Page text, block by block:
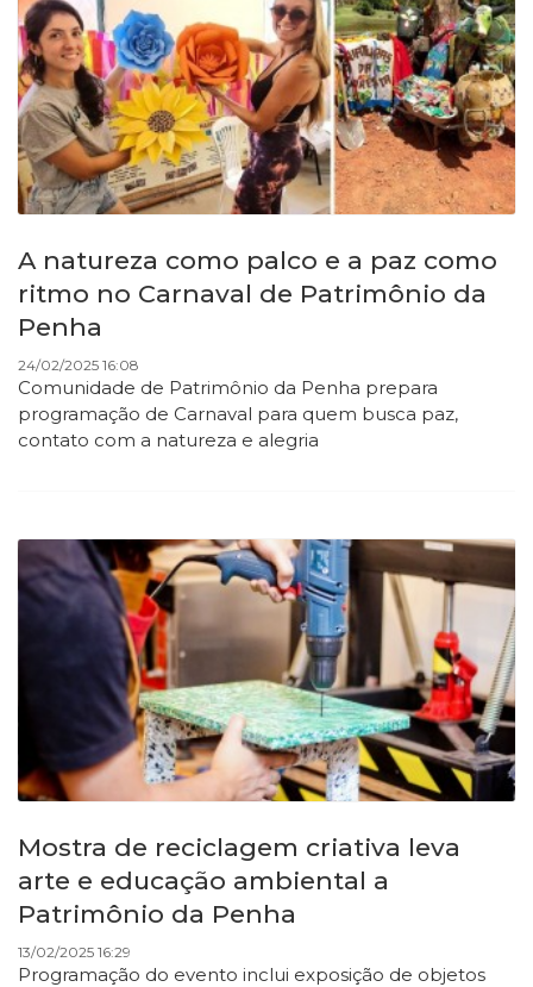
A natureza como palco e a paz como
ritmo no Carnaval de Patrimônio da
Penha
24/02/2025 16:08
Comunidade de Patrimônio da Penha prepara
programação de Carnaval para quem busca paz,
contato com a natureza e alegria
Mostra de reciclagem criativa leva
arte e educação ambiental a
Patrimônio da Penha
13/02/2025 16:29
Programação do evento inclui exposição de objetos